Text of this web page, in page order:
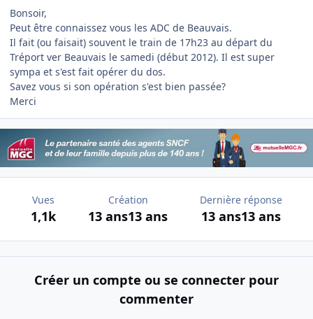
Bonsoir,
Peut être connaissez vous les ADC de Beauvais.
Il fait (ou faisait) souvent le train de 17h23 au départ du
Tréport ver Beauvais le samedi (début 2012). Il est super
sympa et s'est fait opérer du dos.
Savez vous si son opération s'est bien passée?
Merci
Vues
1,1k
Création
13 ans13 ans
Dernière réponse
13 ans13 ans
Créer un compte ou se connecter pour
commenter